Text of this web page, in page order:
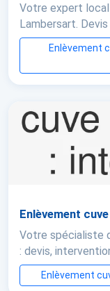
Votre expert
Lambersart.
Enlèvement
Enlèvement
Votre spécialiste
: devis,
Enlèvement